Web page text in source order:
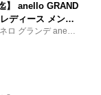
】 anello GRAND
ディース メンズ
ド アネロ グラン
小さめ 大人 軽
ロ グランデ anello
グ 軽い